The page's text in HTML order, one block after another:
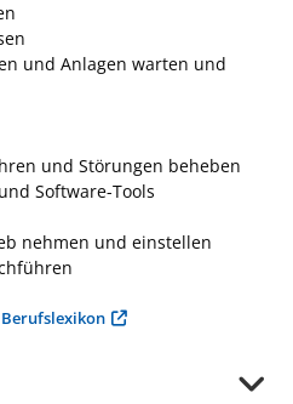
und Anlagen warten und
und Störungen beheben
Software-Tools
nehmen und einstellen
Berufslexikon